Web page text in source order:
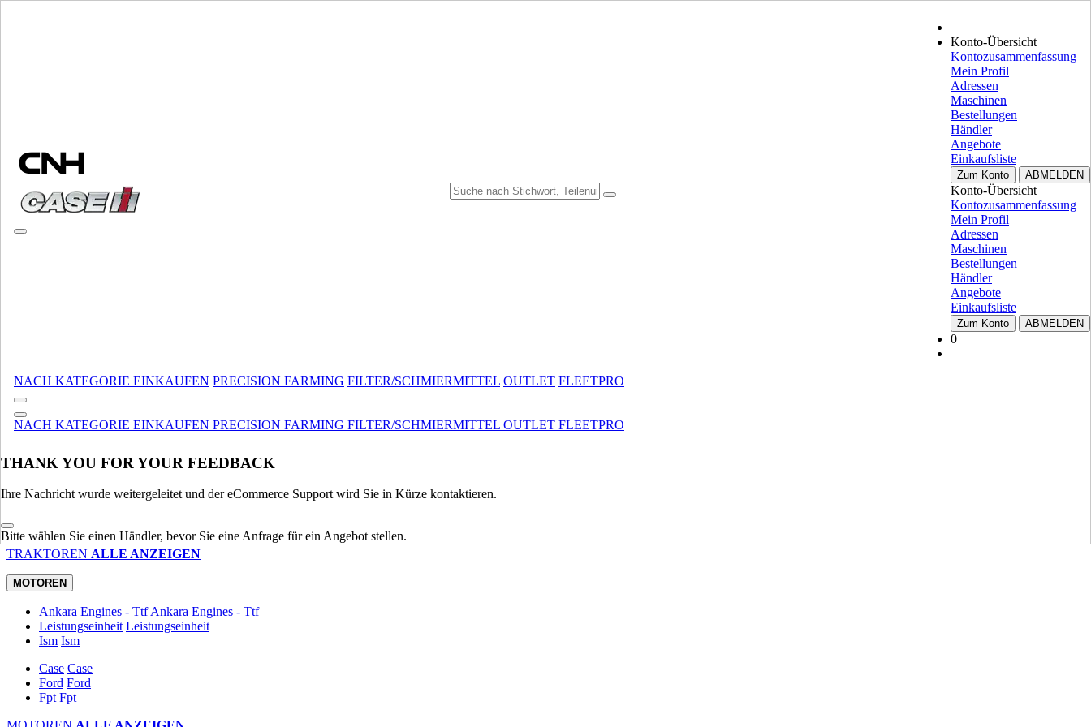
Konto-Übersicht
Kontozusammenfassung
Mein Profil
Adressen
Maschinen
Bestellungen
Händler
Angebote
Einkaufsliste
Zum Konto ABMELDEN
Konto-Übersicht
Kontozusammenfassung
Mein Profil
Adressen
Maschinen
Bestellungen
Händler
Angebote
Einkaufsliste
Zum Konto ABMELDEN
0
NACH KATEGORIE EINKAUFEN PRECISION FARMING FILTER/SCHMIERMITTEL OUTLET FLEETPRO
NACH KATEGORIE EINKAUFEN PRECISION FARMING FILTER/SCHMIERMITTEL OUTLET FLEETPRO
THANK YOU FOR YOUR FEEDBACK
Ihre Nachricht wurde weitergeleitet und der eCommerce Support wird Sie in Kürze kontaktieren.
Bitte wählen Sie einen Händler, bevor Sie eine Anfrage für ein Angebot stellen.
AUSSTATTUNG
MATERIALHANDHABUNG
TRAKTOREN
Utility Utility
Kompakt Kompakt
Legat Legat
Spezialisiert Spezialisiert
TRAKTOREN ALLE ANZEIGEN
MOTOREN
Ankara Engines - Ttf Ankara Engines - Ttf
Leistungseinheit Leistungseinheit
Ism Ism
Case Case
Ford Ford
Fpt Fpt